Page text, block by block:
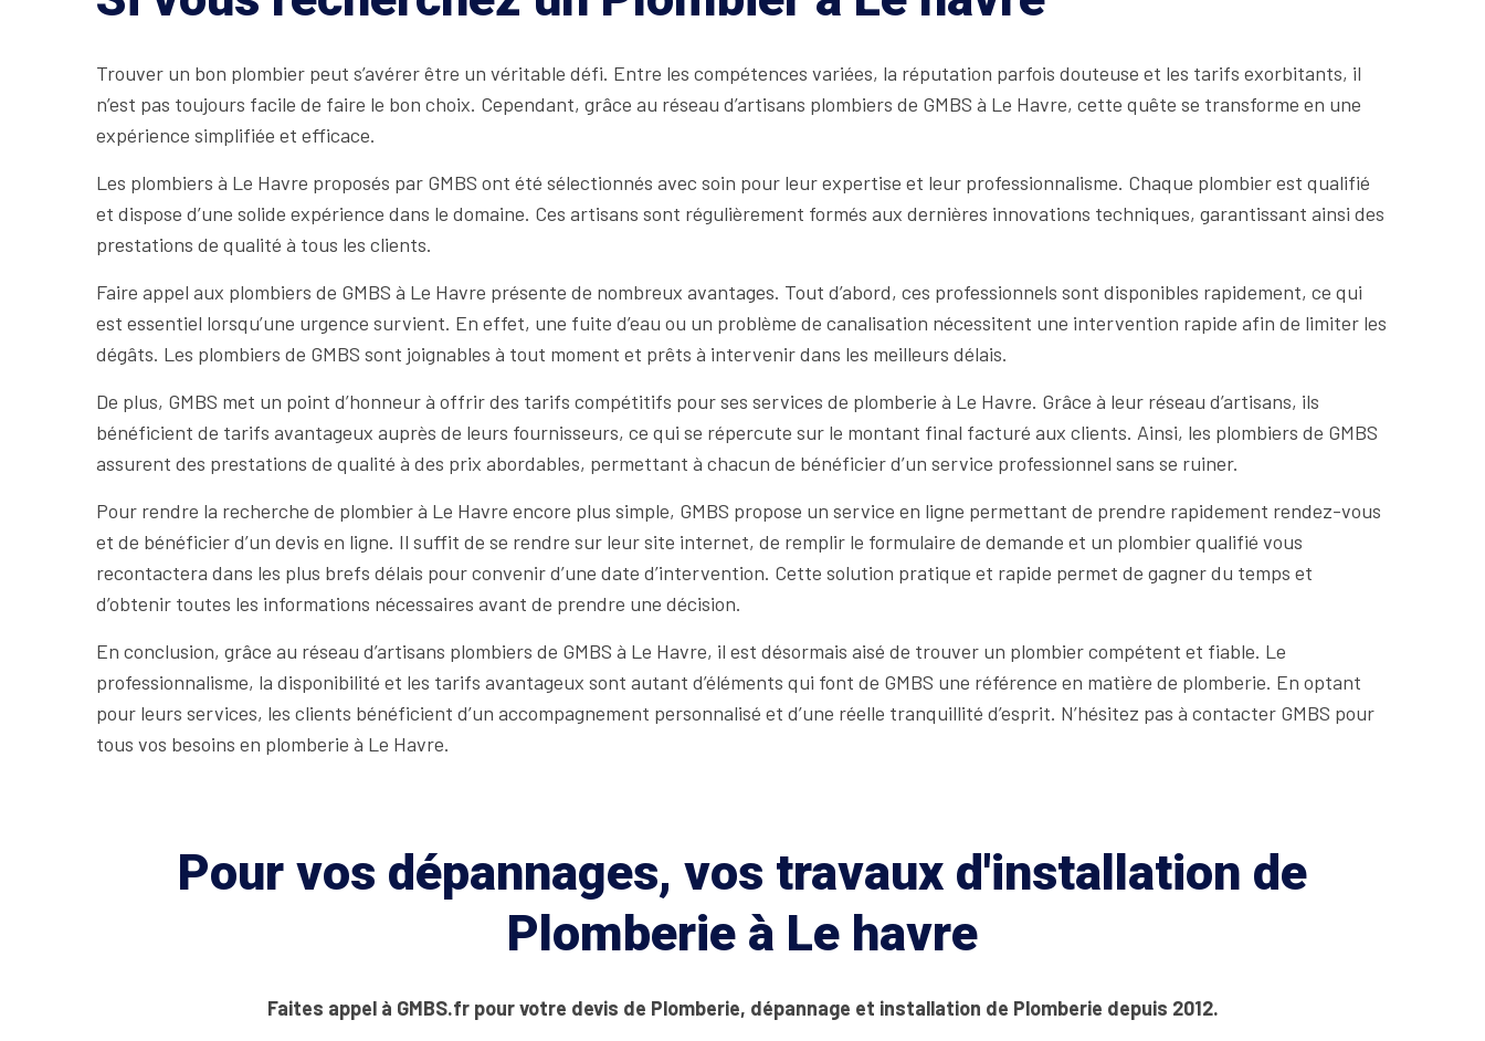
Trouver un bon plombier peut s’avérer être un véritable défi. Entre les compétences variées, la réputation parfois douteuse et les tarifs exorbitants, il
n’est pas toujours facile de faire le bon choix. Cependant, grâce au réseau d’artisans plombiers de GMBS à Le Havre, cette quête se transforme en une
expérience simplifiée et efficace.
Les plombiers à Le Havre proposés par GMBS ont été sélectionnés avec soin pour leur expertise et leur professionnalisme. Chaque plombier est qualifié
et dispose d’une solide expérience dans le domaine. Ces artisans sont régulièrement formés aux dernières innovations techniques, garantissant ainsi des
prestations de qualité à tous les clients.
Faire appel aux plombiers de GMBS à Le Havre présente de nombreux avantages. Tout d’abord, ces professionnels sont disponibles rapidement, ce qui
est essentiel lorsqu’une urgence survient. En effet, une fuite d’eau ou un problème de canalisation nécessitent une intervention rapide afin de limiter les
dégâts. Les plombiers de GMBS sont joignables à tout moment et prêts à intervenir dans les meilleurs délais.
De plus, GMBS met un point d’honneur à offrir des tarifs compétitifs pour ses services de plomberie à Le Havre. Grâce à leur réseau d’artisans, ils
bénéficient de tarifs avantageux auprès de leurs fournisseurs, ce qui se répercute sur le montant final facturé aux clients. Ainsi, les plombiers de GMBS
assurent des prestations de qualité à des prix abordables, permettant à chacun de bénéficier d’un service professionnel sans se ruiner.
Pour rendre la recherche de plombier à Le Havre encore plus simple, GMBS propose un service en ligne permettant de prendre rapidement rendez-vous
et de bénéficier d’un devis en ligne. Il suffit de se rendre sur leur site internet, de remplir le formulaire de demande et un plombier qualifié vous
recontactera dans les plus brefs délais pour convenir d’une date d’intervention. Cette solution pratique et rapide permet de gagner du temps et
d’obtenir toutes les informations nécessaires avant de prendre une décision.
En conclusion, grâce au réseau d’artisans plombiers de GMBS à Le Havre, il est désormais aisé de trouver un plombier compétent et fiable. Le
professionnalisme, la disponibilité et les tarifs avantageux sont autant d’éléments qui font de GMBS une référence en matière de plomberie. En optant
pour leurs services, les clients bénéficient d’un accompagnement personnalisé et d’une réelle tranquillité d’esprit. N’hésitez pas à contacter GMBS pour
tous vos besoins en plomberie à Le Havre.
Pour vos dépannages, vos travaux d'installation de
Plomberie à Le havre
Faites appel à GMBS.fr pour votre devis de Plomberie, dépannage et installation de Plomberie depuis 2012.